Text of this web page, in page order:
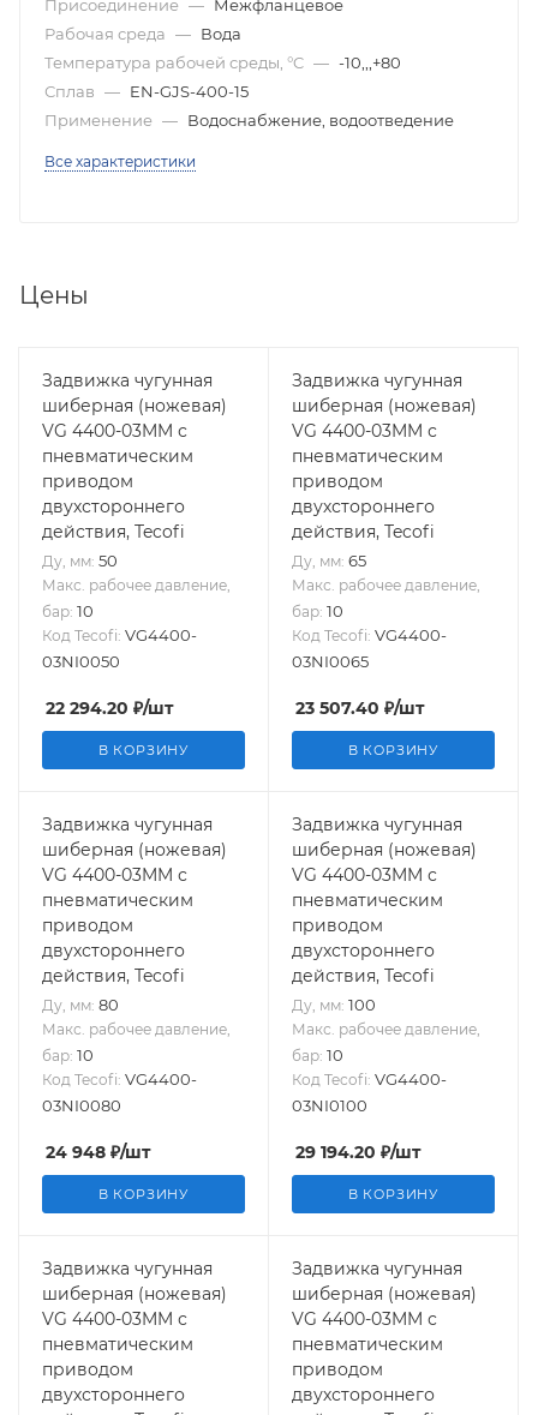
Присоединение — Межфланцевое
Рабочая среда — Вода
Температура рабочей среды, °C — -10,,,+80
Сплав — EN-GJS-400-15
Применение — Водоснабжение, водоотведение
Все характеристики
Цены
Задвижка чугунная
шиберная (ножевая)
VG 4400-03MM с
пневматическим
приводом
двухстороннего
действия, Tecofi
Ду, мм: 50
Макс. рабочее давление,
бар: 10
Код Tecofi: VG4400-
03NI0050
22 294.20 ₽/шт
В КОРЗИНУ
Задвижка чугунная
шиберная (ножевая)
VG 4400-03MM с
пневматическим
приводом
двухстороннего
действия, Tecofi
Ду, мм: 65
Макс. рабочее давление,
бар: 10
Код Tecofi: VG4400-
03NI0065
23 507.40 ₽/шт
В КОРЗИНУ
Задвижка чугунная
шиберная (ножевая)
VG 4400-03MM с
пневматическим
приводом
двухстороннего
действия, Tecofi
Ду, мм: 80
Макс. рабочее давление,
бар: 10
Код Tecofi: VG4400-
03NI0080
24 948 ₽/шт
В КОРЗИНУ
Задвижка чугунная
шиберная (ножевая)
VG 4400-03MM с
пневматическим
приводом
двухстороннего
действия, Tecofi
Ду, мм: 100
Макс. рабочее давление,
бар: 10
Код Tecofi: VG4400-
03NI0100
29 194.20 ₽/шт
В КОРЗИНУ
Задвижка чугунная
шиберная (ножевая)
VG 4400-03MM с
пневматическим
приводом
двухстороннего
Задвижка чугунная
шиберная (ножевая)
VG 4400-03MM с
пневматическим
приводом
двухстороннего